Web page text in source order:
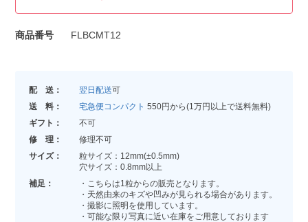
商品番号 FLBCMT12
配 送： 翌日配送可
送 料：
宅急便コンパクト 550円から(1万円以上で送料無料)
ギフト：
不可
修 理：
修理不可
サイズ：
粒サイズ：12mm(±0.5mm)
穴サイズ：0.8mm以上
補足：
・こちらは1粒からの販売となります。
・天然由来のキズや凹みが見られる場合があります。
・撮影に照明を使用しています。
・可能な限り写真に近い在庫をご用意しております